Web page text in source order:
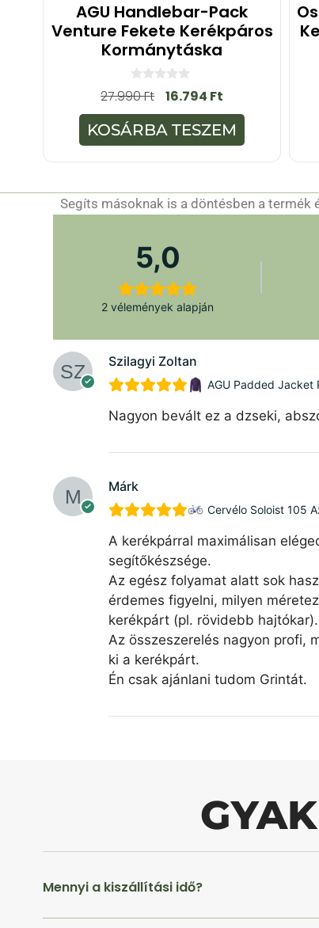
AGU Handlebar-Pack
Venture Fekete Kerékpáros
Kormánytáska
0
a
z
5
-
b
27.990Ft 16.794 Ft
KOSÁRBA TESZEM
Segíts másoknak is a döntésben a termék
5,0
2 vélemények alapján
Szilagyi Zoltan
AGU Padded Jacket
Nagyon bevált ez a dzseki,
Márk
Cervélo Soloist 105
A kerékpárral maximálisan
segítőkészsége.
Az egész folyamat alatt sok
érdemes figyelni, milyen
kerékpárt (pl. rövidebb hajtókar).
Az összeszerelés nagyon profi,
ki a kerékpárt.
Én csak ajánlani tudom Grintát.
Mennyi a kiszállítási idő?